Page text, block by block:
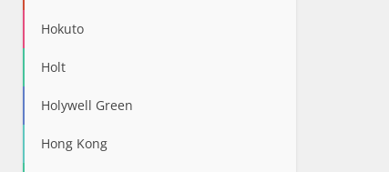
Hokuto
Holt
Holywell Green
Hong Kong